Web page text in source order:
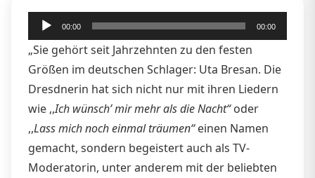
Audio-
Player
00:00 00:00
„Sie gehört seit Jahrzehnten zu den festen
Größen im deutschen Schlager: Uta Bresan. Die
Dresdnerin hat sich nicht nur mit ihren Liedern
wie ,,Ich wünsch’ mir mehr als die Nacht“oder
,,Lass mich noch einmal träumen“einen Namen
gemacht, sondern begeistert auch als TV-
Moderatorin, unter anderem mit der beliebten